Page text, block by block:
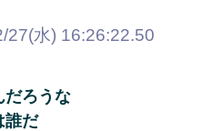
27(水) 16:26:22.50
だろうな
誰だ